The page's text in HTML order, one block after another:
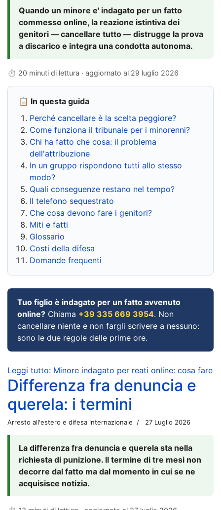
Quando un minore e' indagato per un fatto
commesso online, la reazione istintiva dei
genitori — cancellare tutto — distrugge la prova
a discarico e integra una condotta autonoma.
⏱ 20 minuti di lettura · aggiornato al 29 luglio 2026
📋 In questa guida
Perché cancellare è la scelta peggiore?
Come funziona il tribunale per i minorenni?
Chi ha fatto che cosa: il problema
dell'attribuzione
In un gruppo rispondono tutti allo stesso
modo?
Quali conseguenze restano nel tempo?
Il telefono sequestrato
Che cosa devono fare i genitori?
Miti e fatti
Glossario
Costi della difesa
Domande frequenti
Tuo figlio è indagato per un fatto avvenuto
online? Chiama +39 335 669 3954. Non
cancellare niente e non fargli scrivere a nessuno:
sono le due regole delle prime ore.
Leggi tutto: Minore indagato per reati online: cosa fare
Differenza fra denuncia e
querela: i termini
Arresto all'estero e difesa internazionale 27 Luglio 2026
La differenza fra denuncia e querela sta nella
richiesta di punizione. Il termine di tre mesi non
decorre dal fatto ma dal momento in cui se ne
acquisisce notizia.